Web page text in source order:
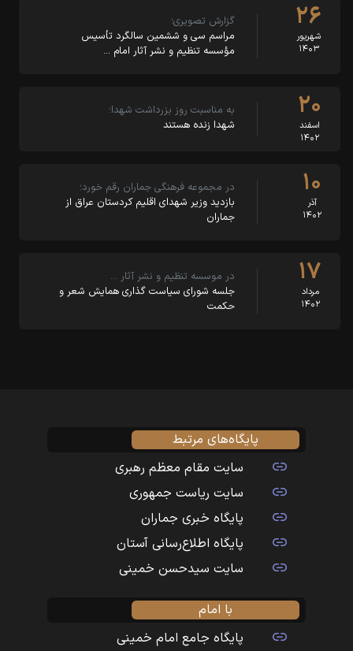
۲۶
شهریور
۱۴۰۳
گزارش تصویری؛
مراسم سی و ششمین سالگرد تأسیس
مؤسسه تنظیم و نشر آثار امام …
۲۰
اسفند
۱۴۰۲
به مناسبت روز بزرداشت شهدا؛
شهدا زنده هستند
۱۰
آذر
۱۴۰۲
در مجموعه فرهنگی جماران رقم خورد؛
بازدید وزیر شهدای اقلیم کردستان عراق از
جماران
۱۷
مرداد
۱۴۰۲
در موسسه تنظیم و نشر آثار …
جلسه شورای سیاست گذاری همایش شعر و
حکمت
پایگاه‌های مرتبط
سایت مقام معظم رهبری
سایت ریاست جمهوری
پایگاه خبری جماران
پایگاه اطلاع‌رسانی آستان
سایت سیدحسن خمینی
با امام
پایگاه جامع امام خمینی